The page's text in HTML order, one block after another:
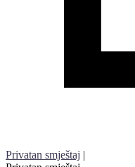
Privatan smještaj |